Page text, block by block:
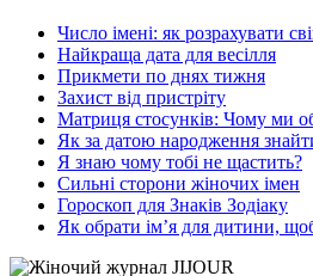
Число імені: як розрахувати
Найкраща дата для весілля
Прикмети по днях тижня
Захист від пристріту
Матриця стосунків: Чому ми
Як за датою народження
Я знаю чому тобі не щастить?
Сильні сторони жіночих імен
Гороскоп для Знаків Зодіаку
Як обрати ім’я для дитини,